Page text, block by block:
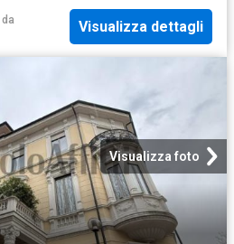
da
Visualizza dettagli
Visualizza foto